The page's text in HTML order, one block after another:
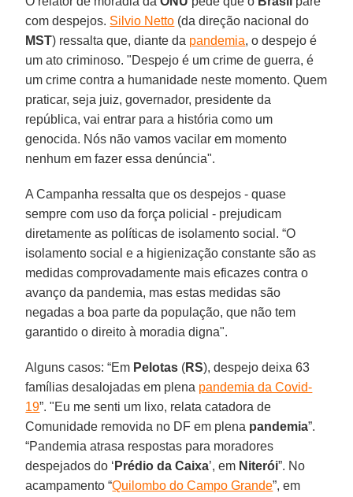
com despejos. Silvio Netto (da direção nacional do
MST) ressalta que, diante da pandemia, o despejo é
um ato criminoso. "Despejo é um crime de guerra, é
um crime contra a humanidade neste momento. Quem
praticar, seja juiz, governador, presidente da
república, vai entrar para a história como um
genocida. Nós não vamos vacilar em momento
nenhum em fazer essa denúncia".
A Campanha ressalta que os despejos - quase
sempre com uso da força policial - prejudicam
diretamente as políticas de isolamento social. “O
isolamento social e a higienização constante são as
medidas comprovadamente mais eficazes contra o
avanço da pandemia, mas estas medidas são
negadas a boa parte da população, que não tem
garantido o direito à moradia digna".
Alguns casos: “Em Pelotas (RS), despejo deixa 63
famílias desalojadas em plena pandemia da Covid-
19”. "Eu me senti um lixo, relata catadora de
Comunidade removida no DF em plena pandemia”.
“Pandemia atrasa respostas para moradores
despejados do ‘ Prédio da Caixa’, em Niterói”. No
acampamento “Quilombo do Campo Grande”, em